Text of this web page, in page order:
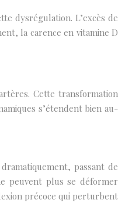
dysrégulation. L’excès de
la carence en vitamine D
Cette transformation
s’étendent bien au-
passant de
peuvent plus se déformer
précoce qui perturbent